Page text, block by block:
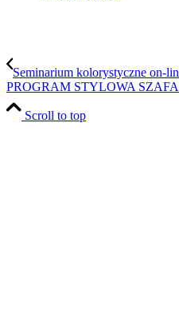
Seminarium kolorystyczne on-
PROGRAM STYLOWA
Scroll to top